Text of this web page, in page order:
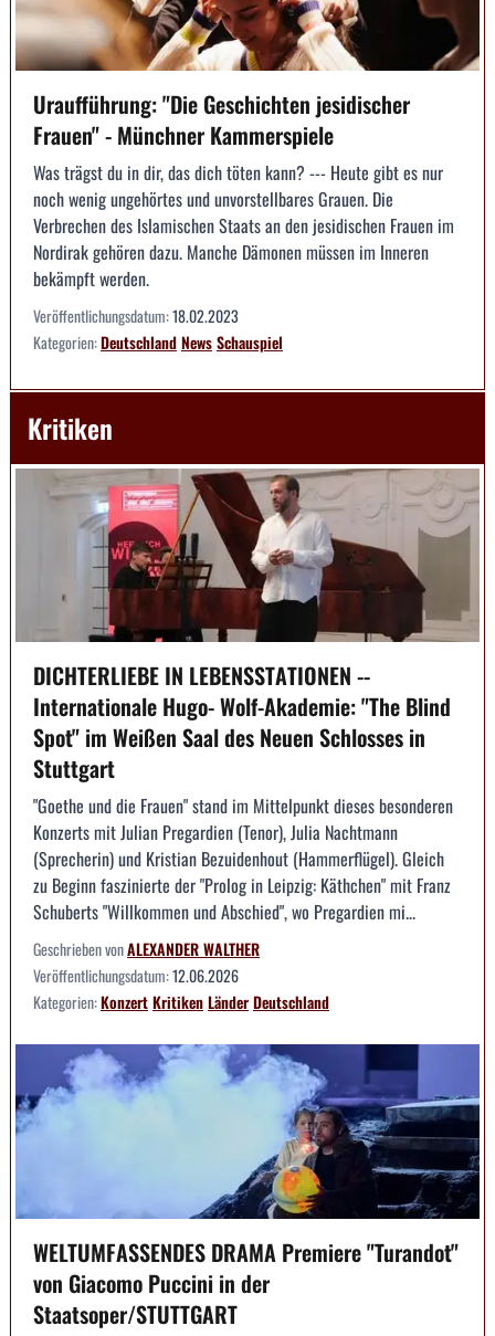
Uraufführung: "Die Geschichten jesidischer
Frauen" - Münchner Kammerspiele
Was trägst du in dir, das dich töten kann? --- Heute gibt es nur
noch wenig ungehörtes und unvorstellbares Grauen. Die
Verbrechen des Islamischen Staats an den jesidischen Frauen im
Nordirak gehören dazu. Manche Dämonen müssen im Inneren
bekämpft werden.
Veröffentlichungsdatum:18.02.2023
Kategorien:DeutschlandNewsSchauspiel
Kritiken
DICHTERLIEBE IN LEBENSSTATIONEN --
Internationale Hugo- Wolf-Akademie: "The Blind
Spot" im Weißen Saal des Neuen Schlosses in
Stuttgart
"Goethe und die Frauen" stand im Mittelpunkt dieses besonderen
Konzerts mit Julian Pregardien (Tenor), Julia Nachtmann
(Sprecherin) und Kristian Bezuidenhout (Hammerflügel). Gleich
zu Beginn faszinierte der "Prolog in Leipzig: Käthchen" mit Franz
Schuberts "Willkommen und Abschied", wo Pregardien mi...
Geschrieben vonALEXANDER WALTHER
Veröffentlichungsdatum:12.06.2026
Kategorien:KonzertKritikenLänderDeutschland
WELTUMFASSENDES DRAMA Premiere "Turandot"
von Giacomo Puccini in der
Staatsoper/STUTTGART